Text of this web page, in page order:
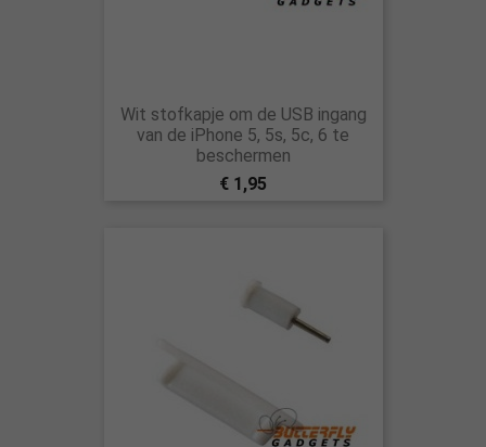
Wit stofkapje om de USB ingang
van de iPhone 5, 5s, 5c, 6 te
beschermen
€ 1,95